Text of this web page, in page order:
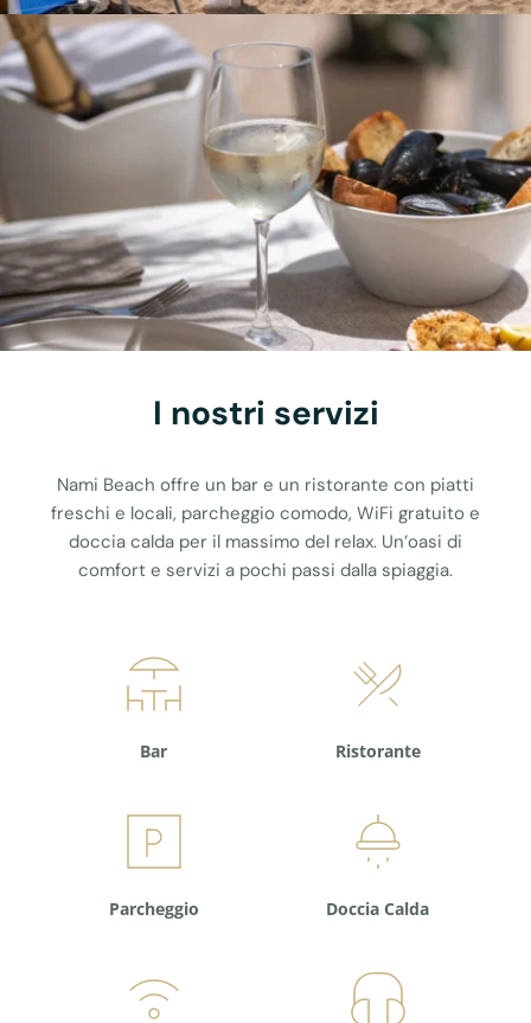
I nostri servizi
Nami Beach offre un bar e un ristorante con piatti
freschi e locali, parcheggio comodo, WiFi gratuito e
doccia calda per il massimo del relax. Un’oasi di
comfort e servizi a pochi passi dalla spiaggia.
Bar Ristorante
Parcheggio Doccia Calda